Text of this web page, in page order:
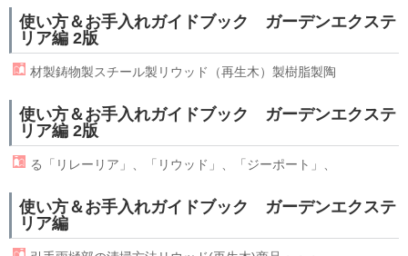
使い方＆お手入れガイドブック ガーデンエクステ
リア編 2版
材製鋳物製スチール製 リウッド （再生木）製樹脂製陶
使い方＆お手入れガイドブック ガーデンエクステ
リア編 2版
る「リレーリア」、「 リウッド 」、「ジーポート」、
使い方＆お手入れガイドブック ガーデンエクステ
リア編